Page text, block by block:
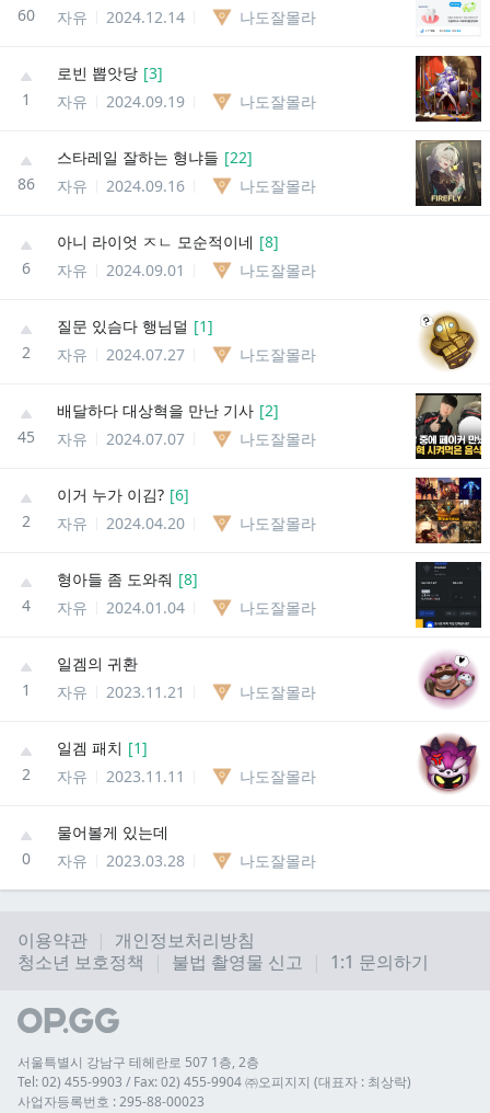
60
자유
2024.12.14 나도잘몰라
1
로빈 뽑앗당 [3]
자유
2024.09.19 나도잘몰라
86
스타레일 잘하는 형냐들 [22]
자유
2024.09.16 나도잘몰라
6
아니 라이엇 ㅈㄴ 모순적이네 [8]
자유
2024.09.01 나도잘몰라
2
질문 있슴다 행님덜 [1]
자유
2024.07.27 나도잘몰라
45
배달하다 대상혁을 만난 기사 [2]
자유
2024.07.07 나도잘몰라
2
이거 누가 이김? [6]
자유
2024.04.20 나도잘몰라
4
형아들 좀 도와줘 [8]
자유
2024.01.04 나도잘몰라
1
일겜의 귀환
자유
2023.11.21 나도잘몰라
2
일겜 패치 [1]
자유
2023.11.11 나도잘몰라
0
물어볼게 있는데
자유
2023.03.28 나도잘몰라
이용약관
개인정보처리방침
청소년 보호정책
불법 촬영물 신고 1:1 문의하기
서울특별시 강남구 테헤란로 507 1층, 2층
Tel: 02) 455-9903 / Fax: 02) 455-9904 ㈜오피지지 (대표자 : 최상락)
사업자등록번호 : 295-88-00023